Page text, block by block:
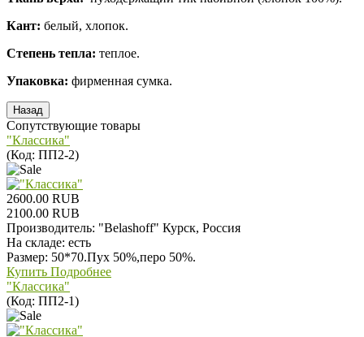
Кант: белый, хлопок.
Степень тепла: теплое.
Упаковка: фирменная сумка.
Сопутствующие товары
"Классика"
(Код: ПП2-2)
2600.00 RUB
2100.00 RUB
Производитель: "Belashoff" Курск, Россия
На складе: есть
Размер: 50*70.Пух 50%,перо 50%.
Купить Подробнее
"Классика"
(Код: ПП2-1)